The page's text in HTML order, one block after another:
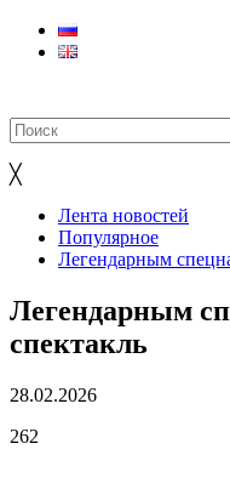
╳
Лента новостей
Популярное
Легендарным
Легендарным
спектакль
28.02.2026
262